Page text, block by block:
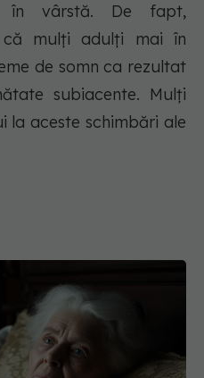
în vârstă. De fapt,
mulți adulți mai în
de somn ca rezultat
subiacente. Mulți
aceste schimbări ale